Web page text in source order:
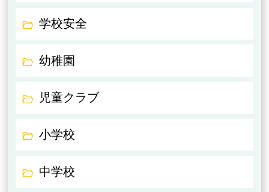
学校安全
幼稚園
児童クラブ
小学校
中学校